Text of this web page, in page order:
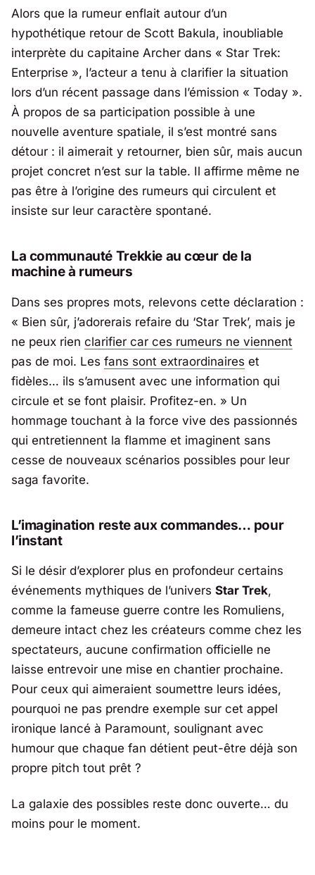
Alors que la rumeur enflait autour d’un
hypothétique retour de Scott Bakula, inoubliable
interprète du capitaine Archer dans « Star Trek:
Enterprise », l’acteur a tenu à clarifier la situation
lors d’un récent passage dans l’émission « Today ».
À propos de sa participation possible à une
nouvelle aventure spatiale, il s’est montré sans
détour : il aimerait y retourner, bien sûr, mais aucun
projet concret n’est sur la table. Il affirme même ne
pas être à l’origine des rumeurs qui circulent et
insiste sur leur caractère spontané.
La communauté Trekkie au cœur de la
machine à rumeurs
Dans ses propres mots, relevons cette déclaration :
« Bien sûr, j’adorerais refaire du ‘Star Trek’, mais je
ne peux rien clarifier car ces rumeurs ne viennent
pas de moi. Les fans sont extraordinaires et
fidèles… ils s’amusent avec une information qui
circule et se font plaisir. Profitez-en. » Un
hommage touchant à la force vive des passionnés
qui entretiennent la flamme et imaginent sans
cesse de nouveaux scénarios possibles pour leur
saga favorite.
L’imagination reste aux commandes… pour
l’instant
Si le désir d’explorer plus en profondeur certains
événements mythiques de l’univers Star Trek,
comme la fameuse guerre contre les Romuliens,
demeure intact chez les créateurs comme chez les
spectateurs, aucune confirmation officielle ne
laisse entrevoir une mise en chantier prochaine.
Pour ceux qui aimeraient soumettre leurs idées,
pourquoi ne pas prendre exemple sur cet appel
ironique lancé à Paramount, soulignant avec
humour que chaque fan détient peut-être déjà son
propre pitch tout prêt ?
La galaxie des possibles reste donc ouverte… du
moins pour le moment.